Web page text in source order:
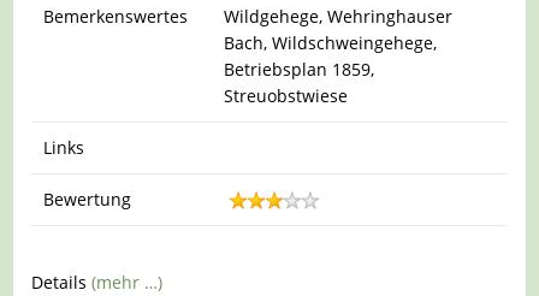
Bemerkenswertes
Wildgehege, Wehringhauser
Bach, Wildschweingehege,
Betriebsplan 1859,
Streuobstwiese
Links
Bewertung
Details(mehr …)